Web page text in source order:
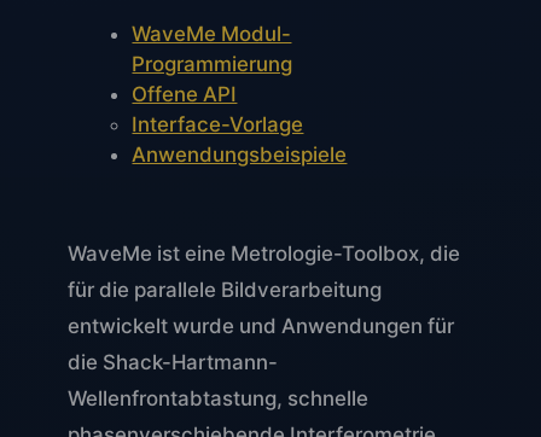
WaveMe Modul-
Programmierung
Offene API
Interface-Vorlage
Anwendungsbeispiele
WaveMe ist eine Metrologie-Toolbox, die
für die parallele Bildverarbeitung
entwickelt wurde und Anwendungen für
die Shack-Hartmann-
Wellenfrontabtastung, schnelle